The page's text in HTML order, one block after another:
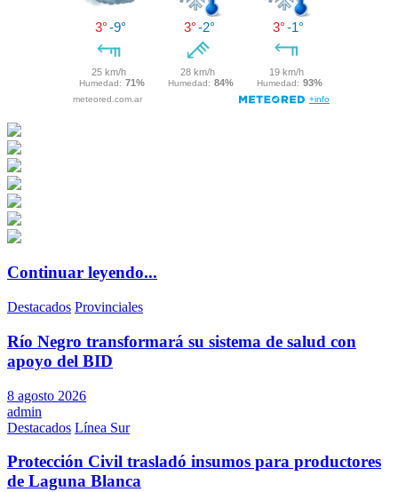
Continuar leyendo...
Destacados Provinciales
Río Negro transformará su sistema de salud con
apoyo del BID
8 agosto 2026
admin
Destacados Línea Sur
Protección Civil trasladó insumos para productores
de Laguna Blanca